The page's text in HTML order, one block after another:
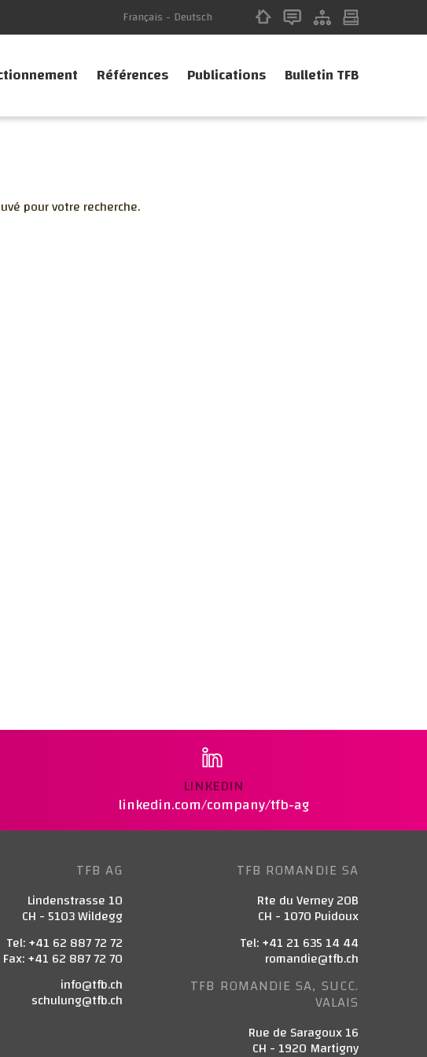
Français - Deutsch
Références Publications Bulletin TFB
pour votre recherche.
LINKEDIN
linkedin.com/company/tfb-ag
TFB AG
Lindenstrasse 10
CH - 5103 Wildegg
Tel: +41 62 887 72 72
Fax: +41 62 887 72 70
info@tfb.ch
schulung@tfb.ch
TFB ROMANDIE SA
Rte du Verney 20B
CH - 1070 Puidoux
Tel: +41 21 635 14 44
romandie@tfb.ch
TFB ROMANDIE SA, SUCC.
VALAIS
Rue de Saragoux 16
CH - 1920 Martigny